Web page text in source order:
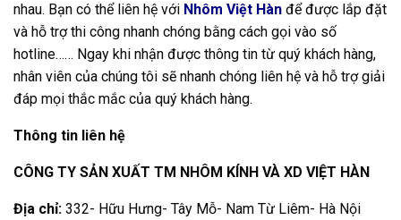
nhau. Bạn có thể liên hệ với Nhôm Việt Hàn để được lắp đặt
và hỗ trợ thi công nhanh chóng bằng cách gọi vào số
hotline…… Ngay khi nhận được thông tin từ quý khách hàng,
nhân viên của chúng tôi sẽ nhanh chóng liên hệ và hỗ trợ giải
đáp mọi thắc mắc của quý khách hàng.
Thông tin liên hệ
CÔNG TY SẢN XUẤT TM NHÔM KÍNH VÀ XD VIỆT HÀN
Địa chỉ: 332- Hữu Hưng- Tây Mỗ- Nam Từ Liêm- Hà Nội